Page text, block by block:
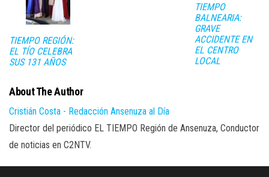
TIEMPO REGIÓN:
EL TÍO CELEBRA
SUS 131 AÑOS
TIEMPO
BALNEARIA:
GRAVE
ACCIDENTE EN
EL CENTRO
LOCAL
About The Author
Cristián Costa - Redacción Ansenuza al Día
Director del periódico EL TIEMPO Región de Ansenuza, Conductor
de noticias en C2NTV.